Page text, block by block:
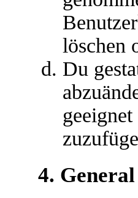
löschen
Du
4.